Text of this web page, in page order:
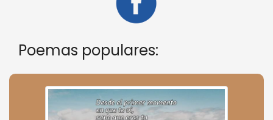
Poemas populares: